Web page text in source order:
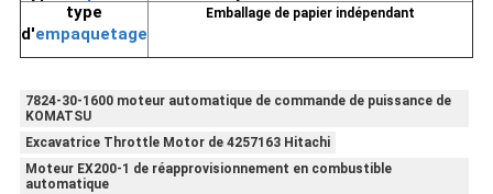
type
d'empaquetage
Emballage de papier indépendant
7824-30-1600 moteur automatique de commande de puissance de
KOMATSU
Excavatrice Throttle Motor de 4257163 Hitachi
Moteur EX200-1 de réapprovisionnement en combustible
automatique